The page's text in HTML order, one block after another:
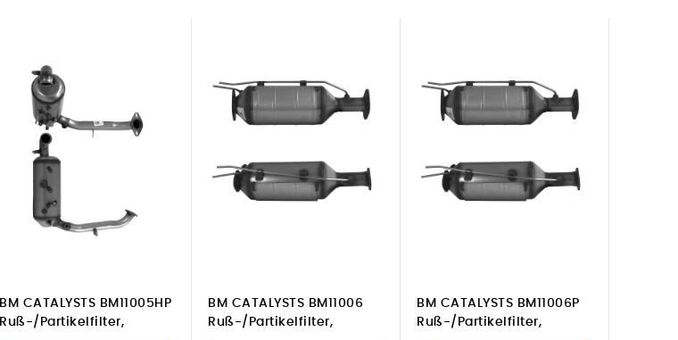
BM CATALYSTS BM11005HP
Ruß-/Partikelfilter,
BM CATALYSTS BM11006
Ruß-/Partikelfilter,
BM CATALYSTS BM11006P
Ruß-/Partikelfilter,